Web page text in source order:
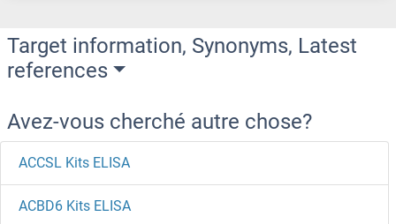
Target information, Synonyms, Latest
references
Avez-vous cherché autre chose?
ACCSL Kits ELISA
ACBD6 Kits ELISA